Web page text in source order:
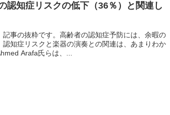
認知症リスクの低下（36％）と関連し
事の抜粋です。高齢者の認知症予防には、余暇の
知症リスクと楽器の演奏との関連は、あまりわか
Arafa氏らは、...